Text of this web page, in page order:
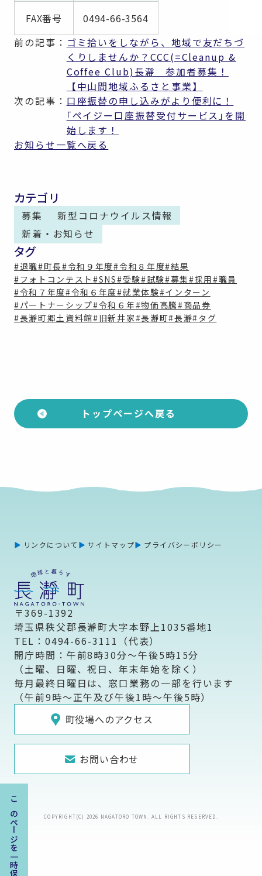
FAX番号
0494-66-3564
前の記事： ゴミ拾いをしながら、地域で友だちづ
くりしませんか？CCC(=Cleanup &
Coffee Club)長瀞 参加者募集！
【中山間地域ふるさと事業】
次の記事： 口座振替の申し込みがより便利に！
｢ペイジー口座振替受付サービス｣を開
始します！
お知らせ一覧へ戻る
カテゴリ
募集
新型コロナウイルス情報
新着・お知らせ
タグ
#退職#町長#令和９年度#令和８年度#結果
#フォトコンテスト#SNS#受験#試験#募集#採用#職員
#令和７年度#令和６年度#就業体験#インターン
#パートナーシップ#令和６年#物価高騰#商品券
#長瀞町郷土資料館#旧新井家#長瀞町#長瀞#タグ
トップページへ戻る
このページを一時保存する
リンクについて サイトマップ プライバシーポリシー
〒369-1392
埼玉県秩父郡長瀞町大字本野上1035番地1
TEL：0494-66-3111（代表）
開庁時間：午前8時30分～午後5時15分
（土曜、日曜、祝日、年末年始を除く）
毎月最終日曜日は、窓口業務の一部を行います
（午前9時～正午及び午後1時～午後5時）
町役場へのアクセス
お問い合わせ
COPYRIGHT(C) 2026 NAGATORO TOWN. ALL RIGHTS RESERVED.